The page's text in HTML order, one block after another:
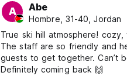
A Abe
Hombre, 31-40, Jordan
True ski hill atmosphere!
The staff are so friendly and
guests to get together. Can’t
Definitely coming back 🙌